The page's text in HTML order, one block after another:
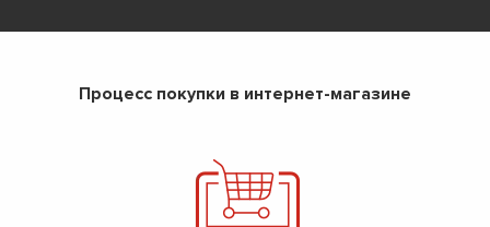
Процесс покупки в интернет-магазине